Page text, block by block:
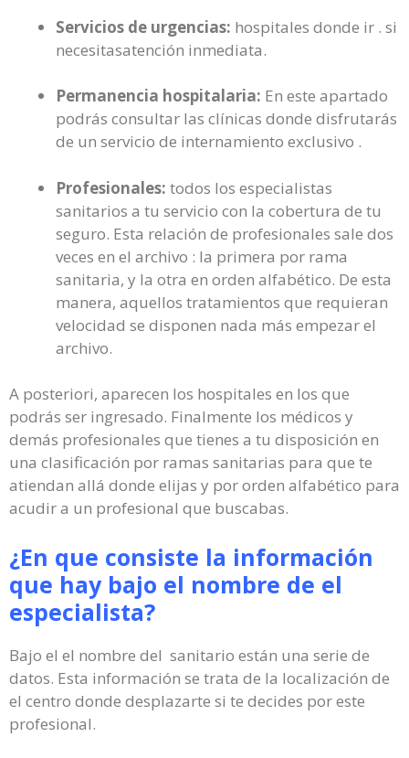
Servicios de urgencias: hospitales donde ir . si
necesitasatención inmediata.
Permanencia hospitalaria: En este apartado
podrás consultar las clínicas donde disfrutarás
de un servicio de internamiento exclusivo .
Profesionales: todos los especialistas
sanitarios a tu servicio con la cobertura de tu
seguro. Esta relación de profesionales sale dos
veces en el archivo : la primera por rama
sanitaria, y la otra en orden alfabético. De esta
manera, aquellos tratamientos que requieran
velocidad se disponen nada más empezar el
archivo.
A posteriori, aparecen los hospitales en los que
podrás ser ingresado. Finalmente los médicos y
demás profesionales que tienes a tu disposición en
una clasificación por ramas sanitarias para que te
atiendan allá donde elijas y por orden alfabético para
acudir a un profesional que buscabas.
¿En que consiste la información
que hay bajo el nombre de el
especialista?
Bajo el el nombre del sanitario están una serie de
datos. Esta información se trata de la localización de
el centro donde desplazarte si te decides por este
profesional.